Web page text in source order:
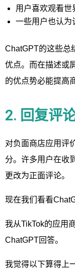
用户喜欢观看世
一些用户也认为
ChatGPT的这些总
优点。而在描述或
的优点势必能提高
2. 回复评
对负面商店应用评
分。许多用户在收
更改为正面评论。
现在我们看看
我从TikTok的应用
ChatGPT回答。
我觉得以下算得上